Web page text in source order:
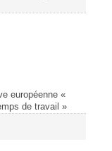
européenne «
de travail »